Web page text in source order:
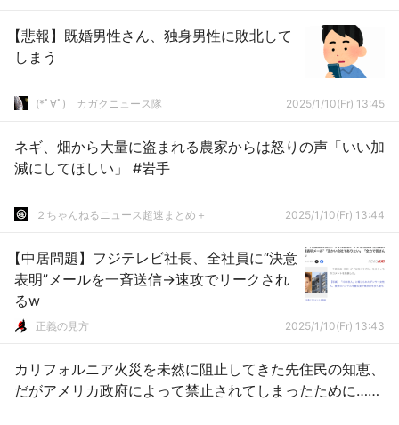
【悲報】既婚男性さん、独身男性に敗北して
しまう
(*ﾟ∀ﾟ)ゞカガクニュース隊 2025/1/10(Fr) 13:45
ネギ、畑から大量に盗まれる農家からは怒りの声「いい加
減にしてほしい」 #岩手
２ちゃんねるニュース超速まとめ＋ 2025/1/10(Fr) 13:44
【中居問題】フジテレビ社長、全社員に“決意
表明”メールを一斉送信→速攻でリークされ
るw
正義の見方 2025/1/10(Fr) 13:43
カリフォルニア火災を未然に阻止してきた先住民の知恵、
だがアメリカ政府によって禁止されてしまったために……